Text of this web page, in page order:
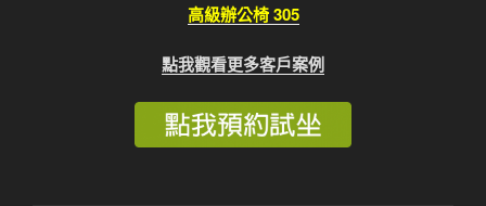
高級辦公椅 305
點我觀看更多客戶案例